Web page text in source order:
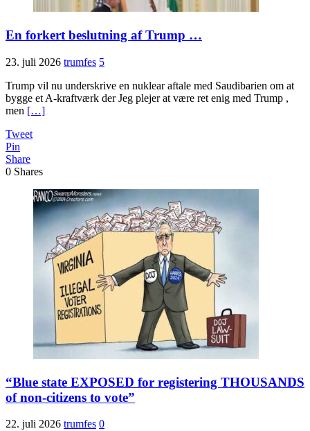
En forkert beslutning af Trump …
23. juli 2026 trumfes 5
Trump vil nu underskrive en nuklear aftale med Saudibarien om at
bygge et A-kraftværk der Jeg plejer at være ret enig med Trump ,
men […]
Tweet
Pin
Share
0 Shares
“Blue state EXPOSED for registering THOUSANDS
of non-citizens to vote”
22. juli 2026 trumfes 0